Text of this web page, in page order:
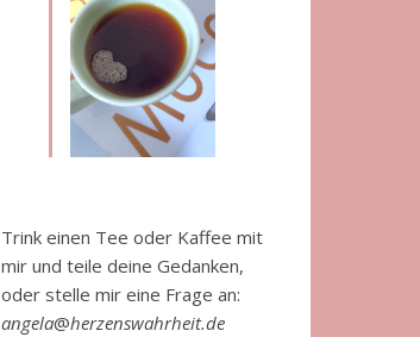
Trink einen Tee oder Kaffee mit
mir und teile deine Gedanken,
oder stelle mir eine Frage an:
angela@herzenswahrheit.de